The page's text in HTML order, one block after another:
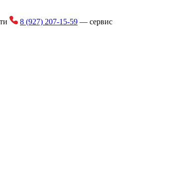
8 (927) 207-15-59 — сервис